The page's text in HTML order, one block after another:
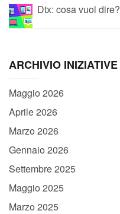
Dtx: cosa vuol dire?
ARCHIVIO INIZIATIVE
Maggio 2026
Aprile 2026
Marzo 2026
Gennaio 2026
Settembre 2025
Maggio 2025
Marzo 2025